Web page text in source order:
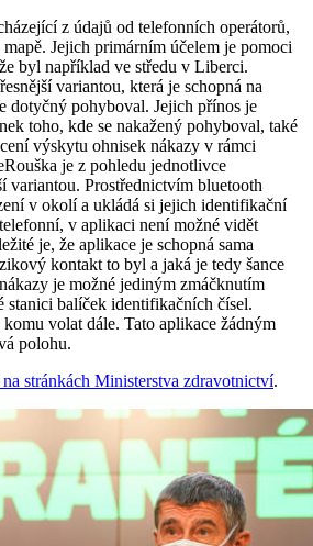
z údajů od telefonních operátorů,
Jejich primárním účelem je pomoci
byl například ve středu v Liberci.
variantou, která je schopná na
dotyčný pohyboval. Jejich přínos je
toho, kde se nakažený pohyboval, také
výskytu ohnisek nákazy v rámci
je z pohledu jednotlivce
variantou. Prostřednictvím bluetooth
v okolí a ukládá si jejich identifikační
v aplikaci není možné vidět
je, že aplikace je schopná sama
kontakt to byl a jaká je tedy šance
je možné jediným zmáčknutím
stanici balíček identifikačních čísel.
volat dále. Tato aplikace žádným
polohu.
stránkách Ministerstva zdravotnictví.